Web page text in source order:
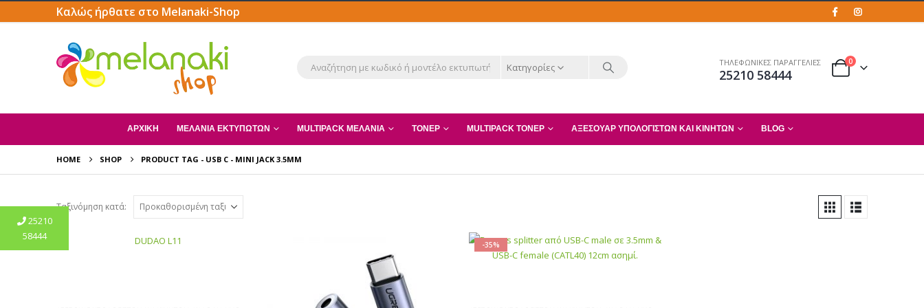
Καλώς ήρθατε στο Melanaki-Shop
Κατηγορίες ΤΗΛΕΦΩΝΙΚΕΣ ΠΑΡΑΓΓΕΛΙΕΣ
25210 58444
0
ΑΡΧΙΚΗ ΜΕΛΆΝΙΑ ΕΚΤΥΠΩΤΏΝ MULTIPACK ΜΕΛΆΝΙΑ ΤΌΝΕΡ MULTIPACK ΤΌΝΕΡ ΑΞΕΣΟΥΆΡ ΥΠΟΛΟΓΙΣΤΏΝ ΚΑΙ ΚΙΝΗΤΏΝ BLOG
HOME SHOP PRODUCT TAG - USB C - MINI JACK 3.5MM
Ταξινόμηση κατά:
-35%
25210
58444